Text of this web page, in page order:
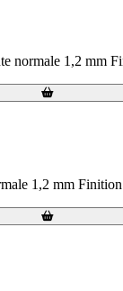
normale 1,2 mm
1,2 mm